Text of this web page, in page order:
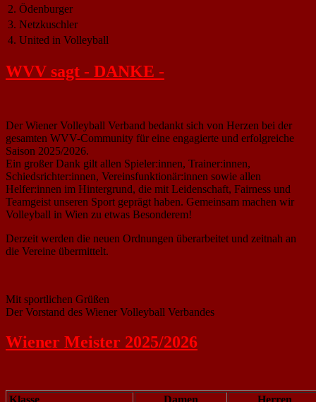
2. Ödenburger
3. Netzkuschler
4. United in Volleyball
WVV sagt - DANKE -
Der Wiener Volleyball Verband bedankt sich von Herzen bei der
gesamten WVV-Community für eine engagierte und erfolgreiche
Saison 2025/2026.
Ein großer Dank gilt allen Spieler:innen, Trainer:innen,
Schiedsrichter:innen, Vereinsfunktionär:innen sowie allen
Helfer:innen im Hintergrund, die mit Leidenschaft, Fairness und
Teamgeist unseren Sport geprägt haben. Gemeinsam machen wir
Volleyball in Wien zu etwas Besonderem!
Derzeit werden die neuen Ordnungen überarbeitet und zeitnah an
die Vereine übermittelt.
Mit sportlichen Grüßen
Der Vorstand des Wiener Volleyball Verbandes
Wiener Meister 2025/2026